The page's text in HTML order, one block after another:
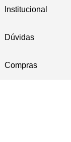
Institucional
Dúvidas
Compras